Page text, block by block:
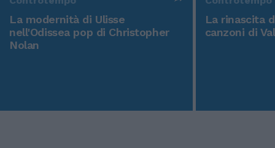
La modernità di Ulisse
nell'Odissea pop di Christopher
Nolan
La rinascita
canzoni di